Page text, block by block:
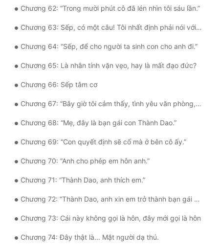
Chương 62: “Trong mười phút cô đã lén nhìn tôi sáu lần.”
Chương 63: Sếp, có một câu! Tôi nhất định phải nói với anh!
Chương 64: “Sếp, để cho người ta sinh con cho anh đi.”
Chương 65: Là nhân tính vặn vẹo, hay là mất đạo đức?
Chương 66: Sếp tâm cơ
Chương 67: “Bây giờ tôi cảm thấy, tình yêu văn phòng, cũng không phải là không thể.”
Chương 68: “Mẹ, đây là bạn gái con Thành Dao.”
Chương 69: “Con quyết định sẽ cố mà ở bên cô ấy.”
Chương 70: “Anh cho phép em hôn anh.”
Chương 71: “Thành Dao, anh thích em.”
Chương 72: “Thành Dao, anh xin em trở thành bạn gái của anh.”
Chương 73: Cái này không gọi là hôn, đây mới gọi là hôn
Chương 74: Đây thật là... Mặt người dạ thú.